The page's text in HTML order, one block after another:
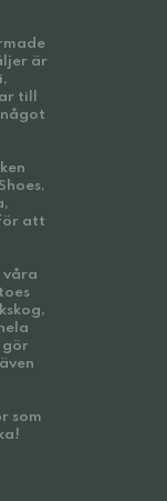
är
till
att
våra
gör
som